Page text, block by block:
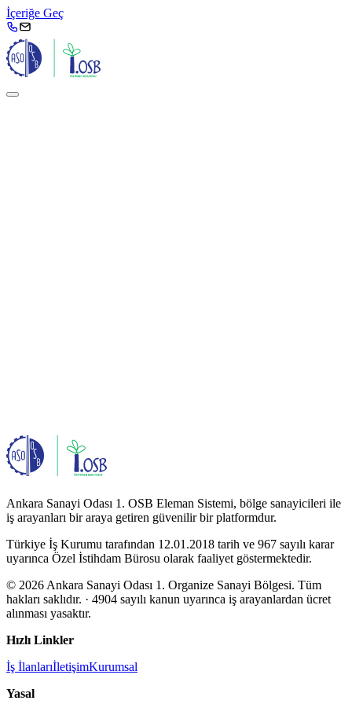
İçeriğe Geç
Ankara Sanayi Odası 1. OSB Eleman Sistemi, bölge sanayicileri ile
iş arayanları bir araya getiren güvenilir bir platformdur.
Türkiye İş Kurumu tarafından 12.01.2018 tarih ve 967 sayılı karar
uyarınca Özel İstihdam Bürosu olarak faaliyet göstermektedir.
© 2026 Ankara Sanayi Odası 1. Organize Sanayi Bölgesi. Tüm
hakları saklıdır. · 4904 sayılı kanun uyarınca iş arayanlardan ücret
alınması yasaktır.
Hızlı Linkler
İş İlanlarıİletişimKurumsal
Yasal